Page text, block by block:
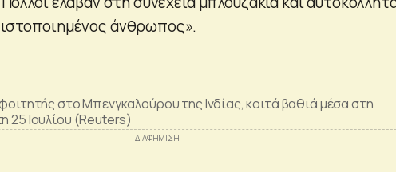
άνθρωπος».
στο Μπενγκαλούρου της Ινδίας, κοιτά βαθιά μέσα στη
25 Ιουλίου (Reuters)